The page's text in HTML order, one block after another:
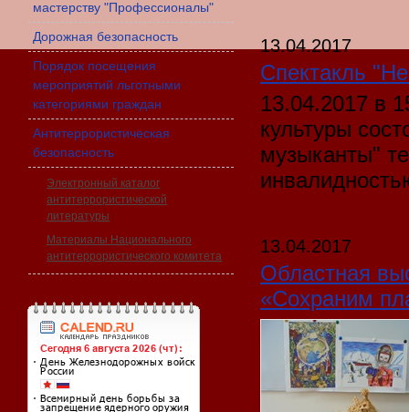
мастерству "Профессионалы"
Дорожная безопасность
Порядок посещения
мероприятий льготными
категориями граждан
Антитеррористическая
безопасность
Электронный каталог
антитеррористической
литературы
Материалы Национального
антитеррористического комитета
13.04.2017
Спектакль
13.04.2017 в
культуры
музыканты"
13.04.2017
Областная
«Сохраним